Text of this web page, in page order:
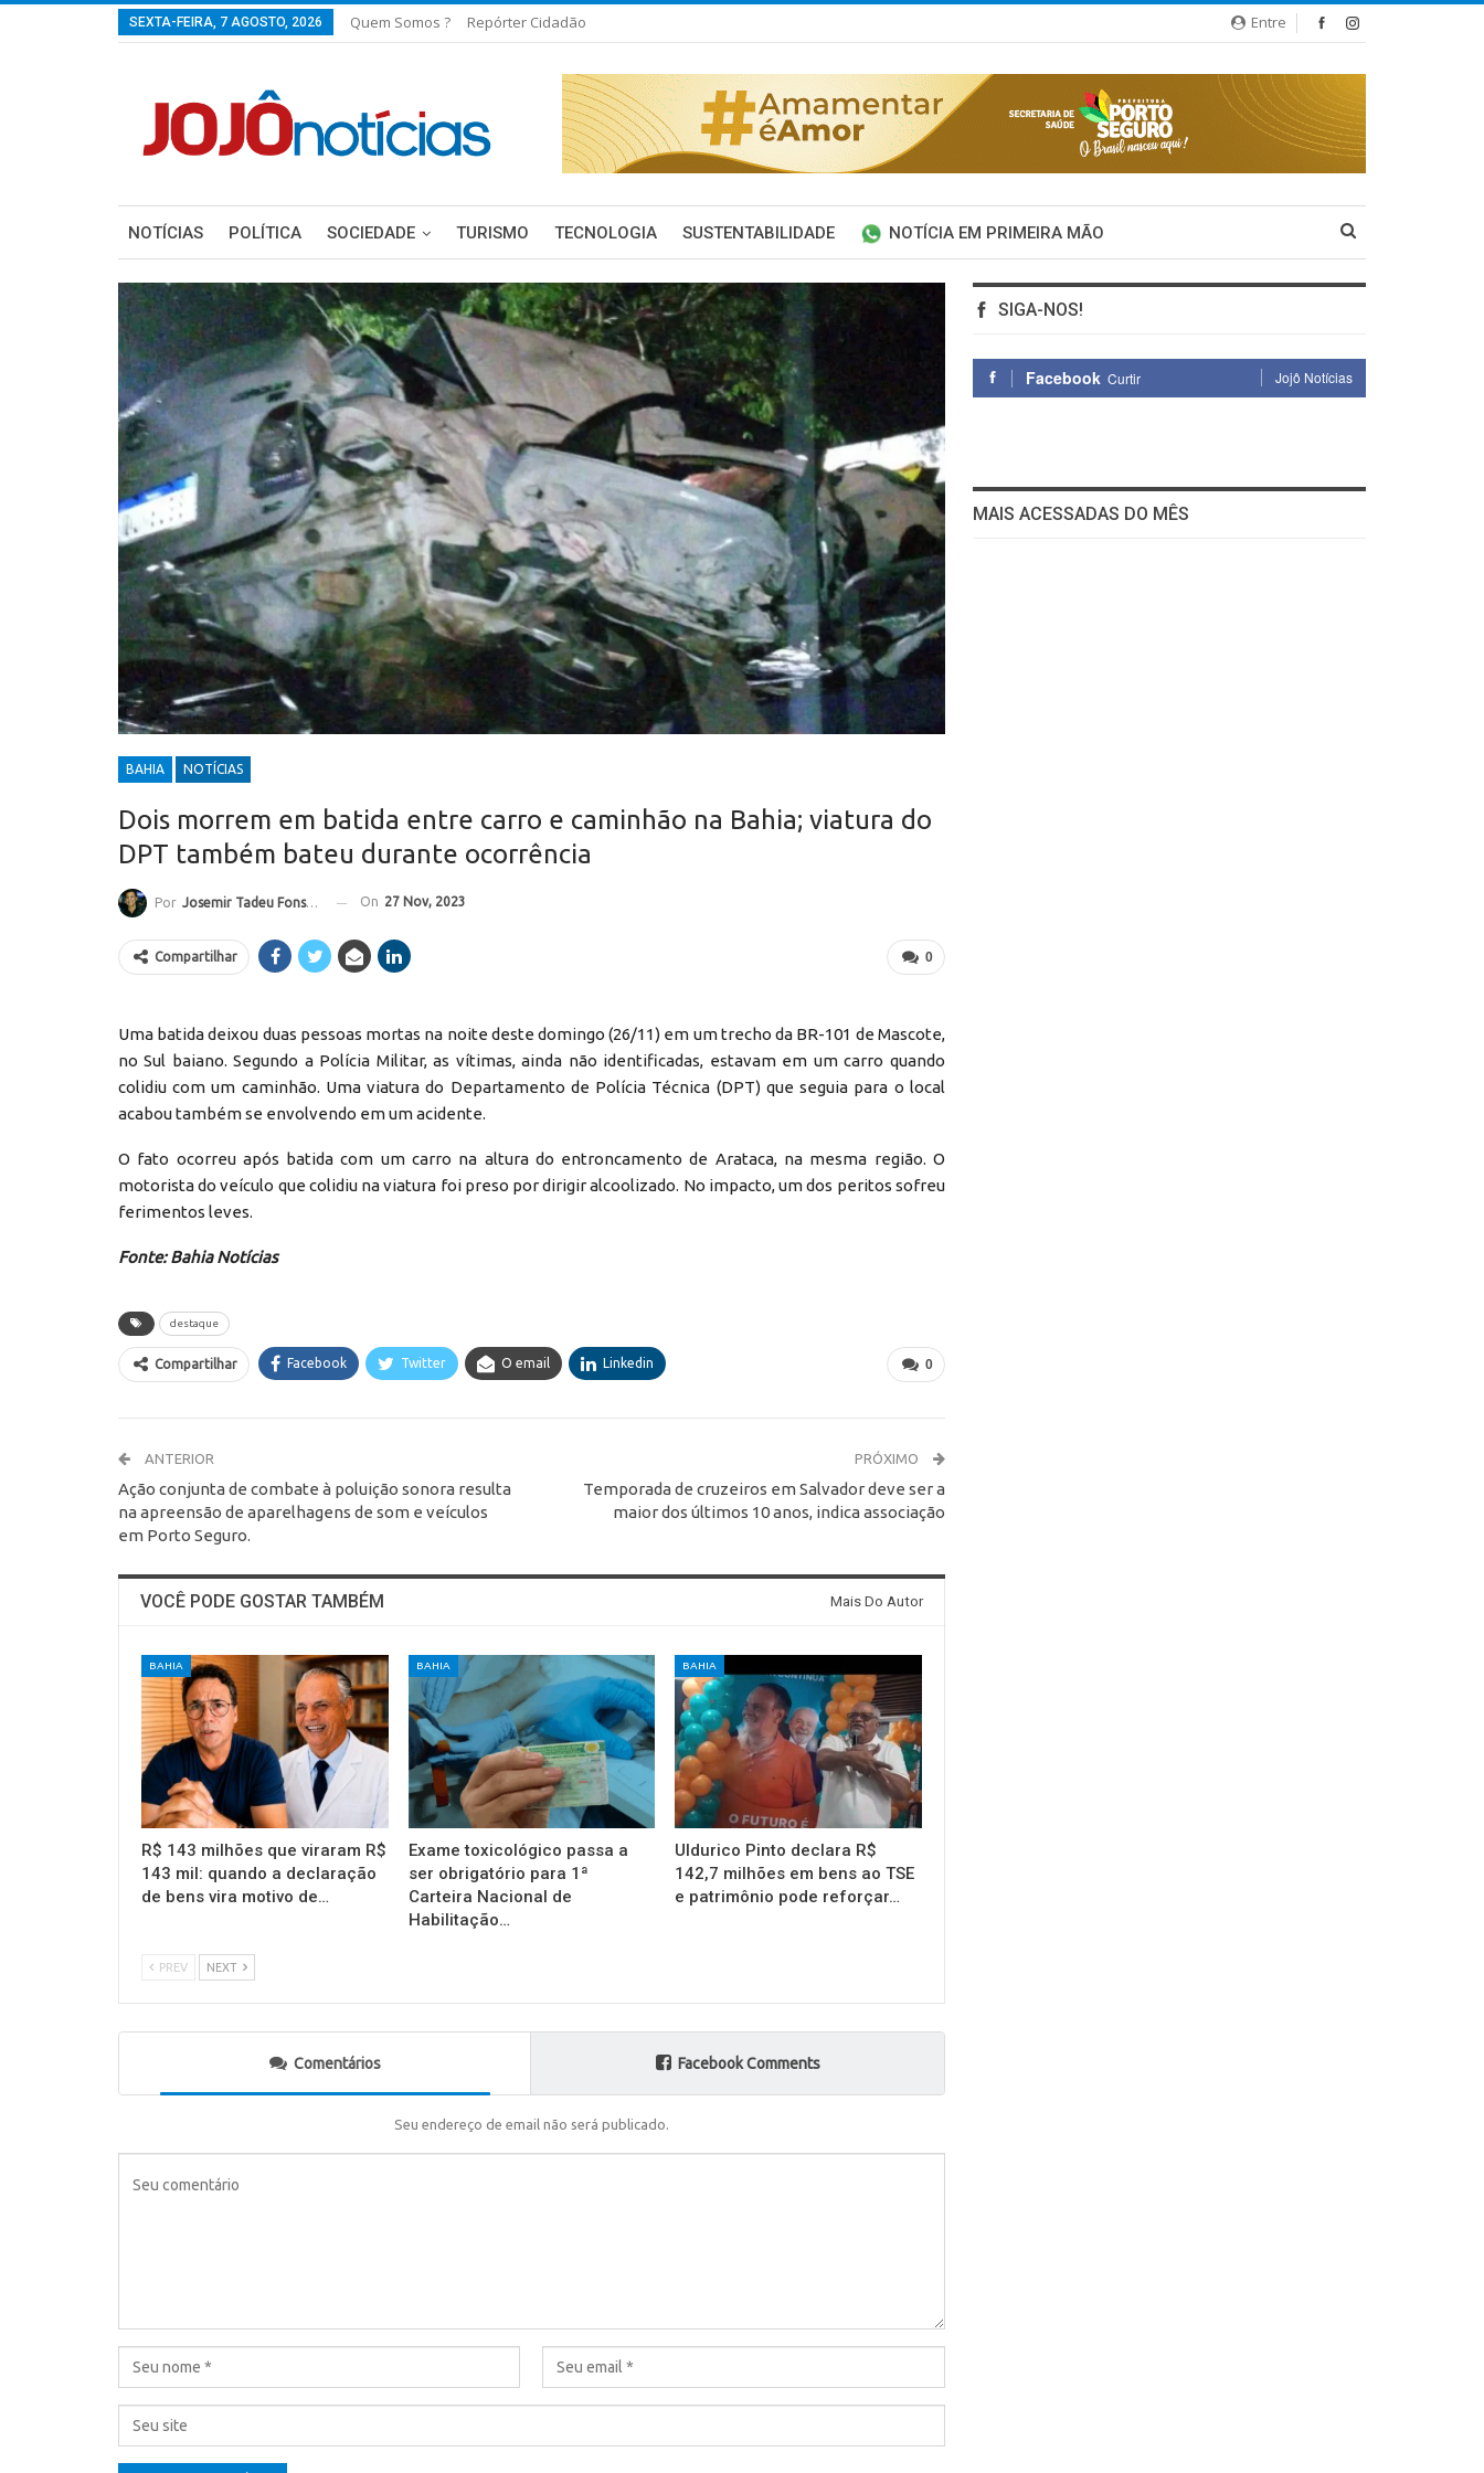
Entre
SEXTA-FEIRA, 7 AGOSTO, 2026 Quem Somos ? Repórter Cidadão
NOTÍCIAS POLÍTICA SOCIEDADE TURISMO TECNOLOGIA SUSTENTABILIDADE NOTÍCIA EM PRIMEIRA MÃO
BAHIA NOTÍCIAS
Dois morrem em batida entre carro e caminhão na Bahia; viatura do
DPT também bateu durante ocorrência
Por Josemir Tadeu Fonseca On 27 Nov, 2023
0
Compartilhar
Uma batida deixou duas pessoas mortas na noite deste domingo (26/11) em um trecho da BR-101 de Mascote,
no Sul baiano. Segundo a Polícia Militar, as vítimas, ainda não identificadas, estavam em um carro quando
colidiu com um caminhão. Uma viatura do Departamento de Polícia Técnica (DPT) que seguia para o local
acabou também se envolvendo em um acidente.
O fato ocorreu após batida com um carro na altura do entroncamento de Arataca, na mesma região. O
motorista do veículo que colidiu na viatura foi preso por dirigir alcoolizado. No impacto, um dos peritos sofreu
ferimentos leves.
Fonte: Bahia Notícias
destaque
0
Compartilhar Facebook Twitter O email Linkedin
ANTERIOR
Ação conjunta de combate à poluição sonora resulta
na apreensão de aparelhagens de som e veículos
em Porto Seguro.
PRÓXIMO
Temporada de cruzeiros em Salvador deve ser a
maior dos últimos 10 anos, indica associação
VOCÊ PODE GOSTAR TAMBÉM Mais Do Autor
BAHIA
R$ 143 milhões que viraram R$
143 mil: quando a declaração
de bens vira motivo de…
BAHIA
Exame toxicológico passa a
ser obrigatório para 1ª
Carteira Nacional de
Habilitação…
BAHIA
Uldurico Pinto declara R$
142,7 milhões em bens ao TSE
e patrimônio pode reforçar…
PREV NEXT
Comentários Facebook Comments
Seu endereço de email não será publicado.
SIGA-NOS!
Facebook Curtir Jojô Notícias
MAIS ACESSADAS DO MÊS